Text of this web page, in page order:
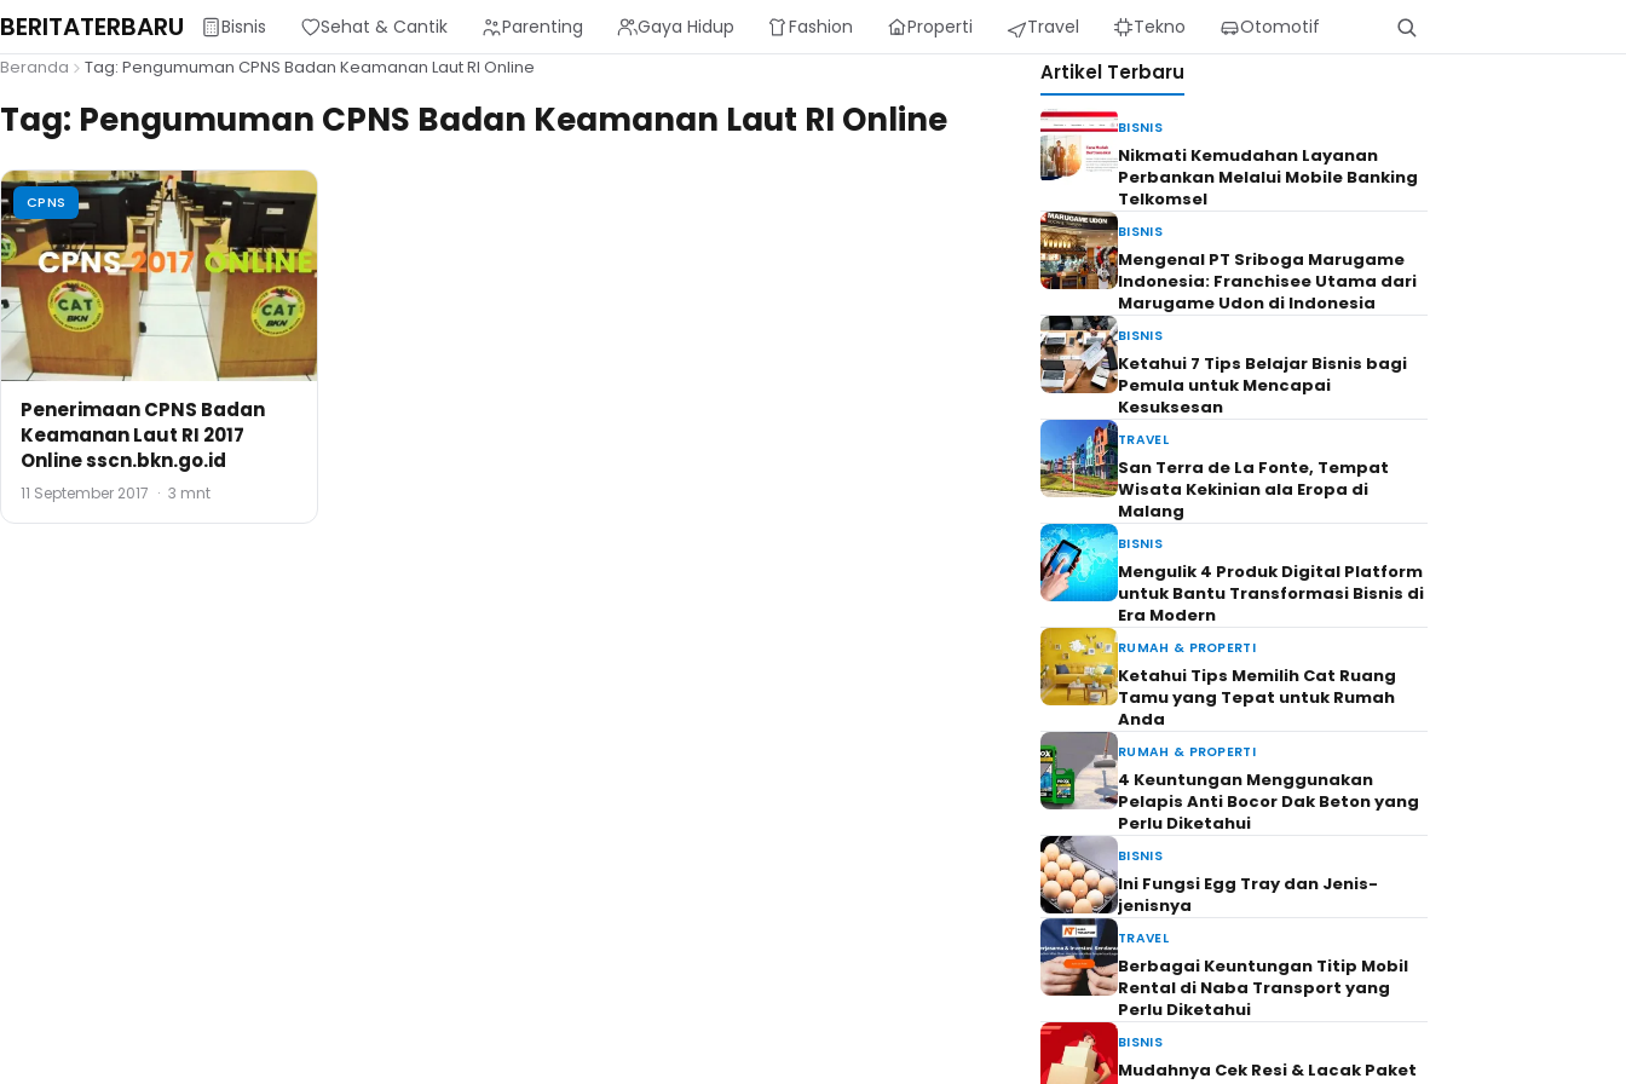
BERITATERBARU Bisnis Sehat & Cantik Parenting Gaya Hidup Fashion Properti Travel Tekno Otomotif
Beranda Tag: Pengumuman CPNS Badan Keamanan Laut RI Online
Tag: Pengumuman CPNS Badan Keamanan Laut RI Online
CPNS
Penerimaan CPNS Badan
Keamanan Laut RI 2017
Online sscn.bkn.go.id
11 September 2017 · 3 mnt
Artikel Terbaru
BISNIS
Nikmati Kemudahan Layanan
Perbankan Melalui Mobile Banking
Telkomsel
BISNIS
Mengenal PT Sriboga Marugame
Indonesia: Franchisee Utama dari
Marugame Udon di Indonesia
BISNIS
Ketahui 7 Tips Belajar Bisnis bagi
Pemula untuk Mencapai
Kesuksesan
TRAVEL
San Terra de La Fonte, Tempat
Wisata Kekinian ala Eropa di
Malang
BISNIS
Mengulik 4 Produk Digital Platform
untuk Bantu Transformasi Bisnis di
Era Modern
RUMAH & PROPERTI
Ketahui Tips Memilih Cat Ruang
Tamu yang Tepat untuk Rumah
Anda
RUMAH & PROPERTI
4 Keuntungan Menggunakan
Pelapis Anti Bocor Dak Beton yang
Perlu Diketahui
BISNIS
Ini Fungsi Egg Tray dan Jenis-
jenisnya
TRAVEL
Berbagai Keuntungan Titip Mobil
Rental di Naba Transport yang
Perlu Diketahui
BISNIS
Mudahnya Cek Resi & Lacak Paket